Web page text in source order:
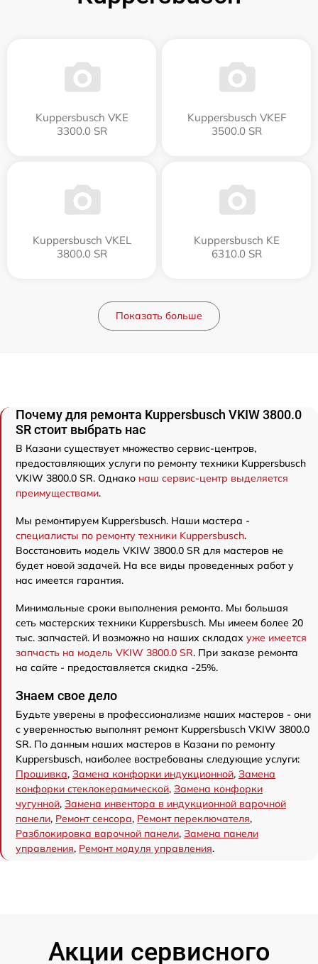
Kuppersbusch VKE
3300.0 SR
Kuppersbusch VKEF
3500.0 SR
Kuppersbusch VKEL
3800.0 SR
Kuppersbusch KE
6310.0 SR
Показать больше
Почему для ремонта Kuppersbusch VKIW 3800.0
SR стоит выбрать нас
В Казани существует множество сервис-центров,
предоставляющих услуги по ремонту техники Kuppersbusch
VKIW 3800.0 SR. Однако наш сервис-центр выделяется
преимуществами.
Мы ремонтируем Kuppersbusch. Наши мастера -
специалисты по ремонту техники Kuppersbusch.
Восстановить модель VKIW 3800.0 SR для мастеров не
будет новой задачей. На все виды проведенных работ у
нас имеется гарантия.
Минимальные сроки выполнения ремонта. Мы большая
сеть мастерских техники Kuppersbusch. Мы имеем более 20
тыс. запчастей. И возможно на наших складах уже имеется
запчасть на модель VKIW 3800.0 SR. При заказе ремонта
на сайте - предоставляется скидка -25%.
Знаем свое дело
Будьте уверены в профессионализме наших мастеров - они
с уверенностью выполнят ремонт Kuppersbusch VKIW 3800.0
SR. По данным наших мастеров в Казани по ремонту
Kuppersbusch, наиболее востребованы следующие услуги:
Прошивка, Замена конфорки индукционной, Замена
конфорки стеклокерамической, Замена конфорки
чугунной, Замена инвентора в индукционной варочной
панели, Ремонт сенсора, Ремонт переключателя,
Разблокировка варочной панели, Замена панели
управления, Ремонт модуля управления.
Акции сервисного